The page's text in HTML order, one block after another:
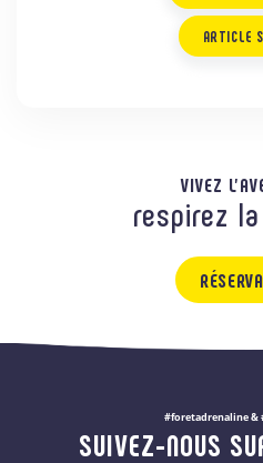
ARTICLE
VIVEZ
respirez
#foretadrenaline &
SUIVEZ-NOUS